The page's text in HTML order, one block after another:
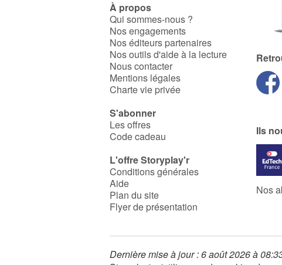
À propos
Qui sommes-nous ?
Nos engagements
Nos éditeurs partenaires
Nos outils d'aide à la lecture
Nous contacter
Mentions légales
Charte vie privée
S'abonner
Les offres
Code cadeau
L'offre Storyplay'r
Conditions générales
Aide
Plan du site
Flyer de présentation
Ils
Nos
Dernière mise à jour : 6 août 2026 à